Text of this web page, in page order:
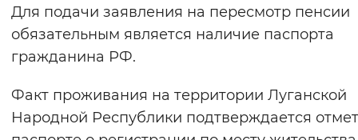
Звуковой ассистент
Воспроизвести
Вернуть стандартные настройки
Для подачи заявления на пересмотр пенсии
обязательным является наличие паспорта
гражданина РФ.
Факт проживания на территории Луганской
Народной Республики подтверждается